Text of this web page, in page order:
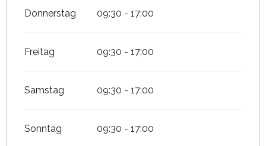
Donnerstag 09:30 - 17:00
Freitag 09:30 - 17:00
Samstag 09:30 - 17:00
Sonntag 09:30 - 17:00